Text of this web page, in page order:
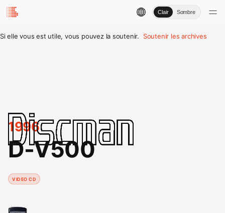
Clair Sombre
Si elle vous est utile, vous pouvez la soutenir. Soutenir les archives
1996
D-V500
VIDEO CD